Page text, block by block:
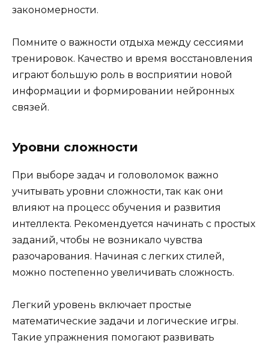
закономерности.
Помните о важности отдыха между сессиями
тренировок. Качество и время восстановления
играют большую роль в восприятии новой
информации и формировании нейронных
связей.
Уровни сложности
При выборе задач и головоломок важно
учитывать уровни сложности, так как они
влияют на процесс обучения и развития
интеллекта. Рекомендуется начинать с простых
заданий, чтобы не возникало чувства
разочарования. Начиная с легких стилей,
можно постепенно увеличивать сложность.
Легкий уровень включает простые
математические задачи и логические игры.
Такие упражнения помогают развивать